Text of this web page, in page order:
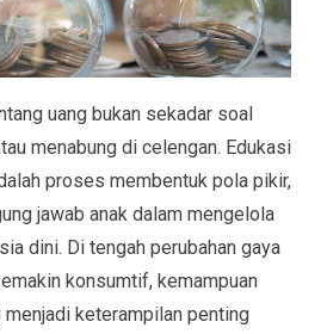
uang bukan sekadar soal
menabung di celengan. Edukasi
proses membentuk pola pikir,
jawab anak dalam mengelola
dini. Di tengah perubahan gaya
konsumtif, kemampuan
menjadi keterampilan penting